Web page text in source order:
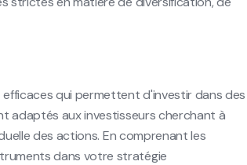
qui permettent d'investir dans des
adaptés aux investisseurs cherchant à
des actions. En comprenant les
dans votre stratégie